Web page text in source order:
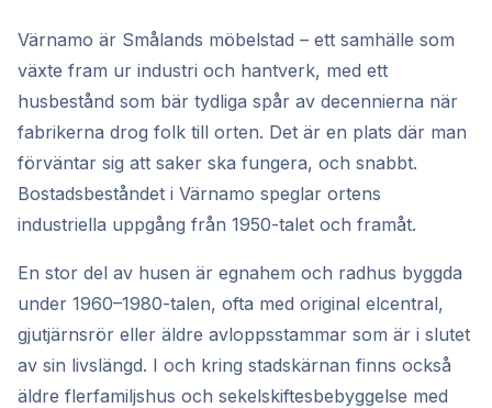
Värnamo är Smålands möbelstad – ett samhälle som
växte fram ur industri och hantverk, med ett
husbestånd som bär tydliga spår av decennierna när
fabrikerna drog folk till orten. Det är en plats där man
förväntar sig att saker ska fungera, och snabbt.
Bostadsbeståndet i Värnamo speglar ortens
industriella uppgång från 1950-talet och framåt.
En stor del av husen är egnahem och radhus byggda
under 1960–1980-talen, ofta med original elcentral,
gjutjärnsrör eller äldre avloppsstammar som är i slutet
av sin livslängd. I och kring stadskärnan finns också
äldre flerfamiljshus och sekelskiftesbebyggelse med